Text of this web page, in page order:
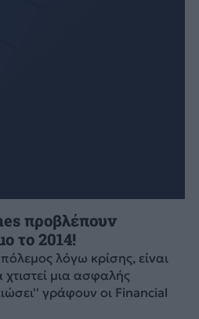
προβλέπουν
το 2014!
λόγω κρίσης, είναι
μια ασφαλής
γράφουν οι Financial